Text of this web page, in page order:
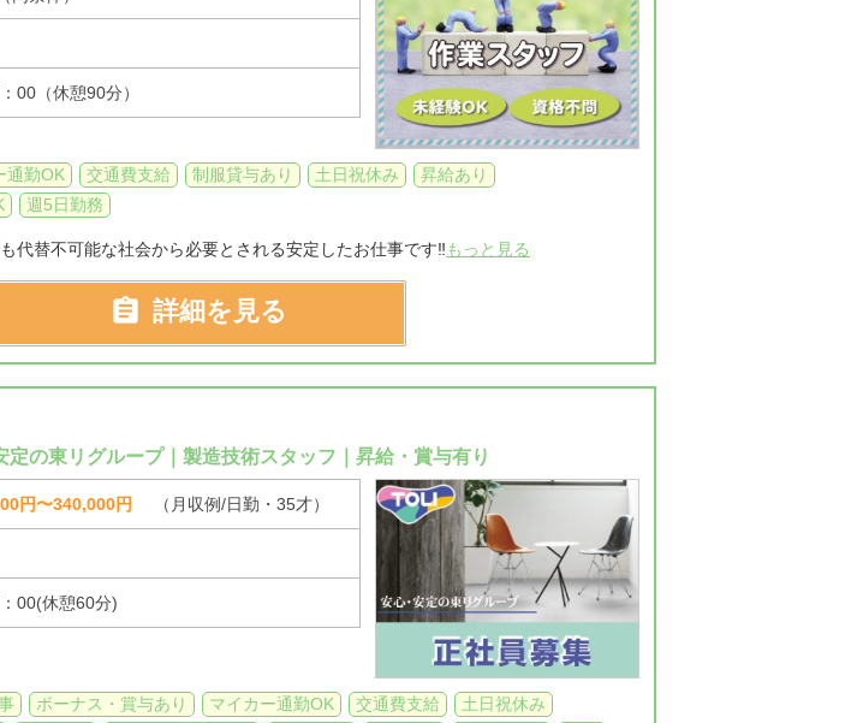
00（休憩90分）
通勤OK 交通費支給 制服貸与あり 土日祝休み
昇給あり
週5日勤務
代替不可能な社会から必要とされる安定したお仕事です‼もっと見る
 詳細を見る
の東リグループ｜製造技術スタッフ｜昇給・賞与有り
円〜340,000円 （月収例/日勤・35才）
00(休憩60分)
ボーナス・賞与あり マイカー通勤OK 交通費支給
土日祝休み